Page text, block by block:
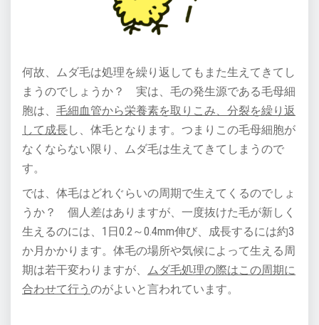
何故、ムダ毛は処理を繰り返してもまた生えてきてし
まうのでしょうか？ 実は、毛の発生源である毛母細
胞は、 毛細血管から栄養素を取りこみ、分裂を繰り返
して成長し、体毛となります。つまりこの毛母細胞が
なくならない限り、ムダ毛は生えてきてしまうので
す。
では、体毛はどれぐらいの周期で生えてくるのでしょ
うか？ 個人差はありますが、一度抜けた毛が新しく
生えるのには、1日0.2～0.4mm伸び、成長するには約3
か月かかります。体毛の場所や気候によって生える周
期は若干変わりますが、 ムダ毛処理の際はこの周期に
合わせて行う のがよいと言われています。